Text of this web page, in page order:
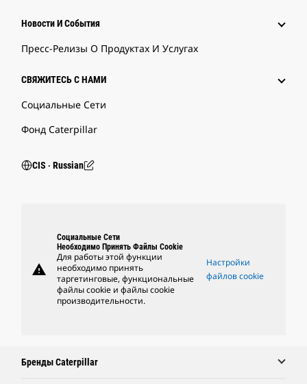
Новости И События
Пресс-Релизы О Продуктах И Услугах
СВЯЖИТЕСЬ С НАМИ
Социальные Сети
Фонд Caterpillar
CIS ‧ Russian
warning
Социальные Сети
Необходимо Принять Файлы Cookie
Для работы этой функции
необходимо принять
таргетинговые, функциональные
файлы cookie и файлы cookie
производительности.
Настройки
файлов cookie
Бренды Caterpillar